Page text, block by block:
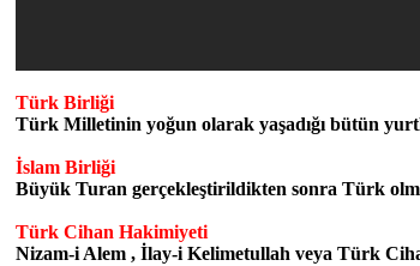
Türk Birliği
Türk Milletinin yoğun olarak yaşadığı bütün
İslam Birliği
Büyük Turan gerçekleştirildikten sonra Türk
Türk Cihan Hakimiyeti
Nizam-i Alem , İlay-i Kelimetullah veya Türk